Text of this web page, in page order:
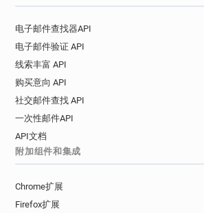
电子邮件查找器API
电子邮件验证 API
线索丰富 API
购买意向 API
社交邮件查找 API
一次性邮件API
API文档
附加组件和集成
Chrome扩展
Firefox扩展